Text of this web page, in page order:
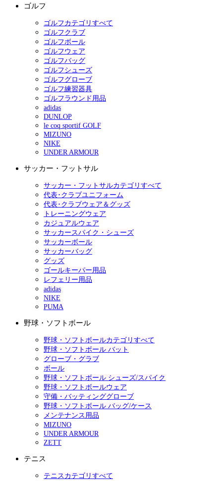
ゴルフ
ゴルフカテゴリすべて
ゴルフクラブ
ゴルフボール
ゴルフウェア
ゴルフバッグ
ゴルフシューズ
ゴルフグローブ
ゴルフ練習器具
ゴルフラウンド用品
adidas
DUNLOP
le coq sportif GOLF
MIZUNO
NIKE
UNDER ARMOUR
サッカー・フットサル
サッカー・フットサルカテゴリすべて
代表･クラブユニフォーム
代表･クラブウェア＆グッズ
トレーニングウェア
カジュアルウェア
サッカースパイク・シューズ
サッカーボール
サッカーバッグ
グッズ
ゴールキーパー用品
レフェリー用品
adidas
NIKE
PUMA
野球・ソフトボール
野球・ソフトボールカテゴリすべて
野球・ソフトボール バット
グローブ・グラブ
ボール
野球・ソフトボール シューズ/スパイク
野球・ソフトボールウェア
守備・バッティンググローブ
野球・ソフトボール バッグ/ケース
メンテナンス用品
MIZUNO
UNDER ARMOUR
ZETT
テニス
テニスカテゴリすべて